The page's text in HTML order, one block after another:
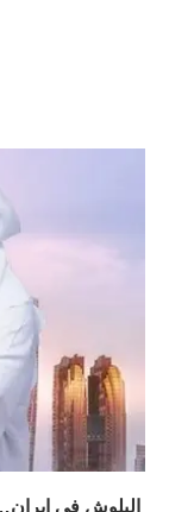
البلوش في